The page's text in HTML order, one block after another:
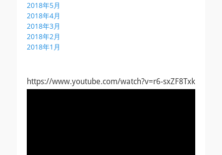
2018年5月
2018年4月
2018年3月
2018年2月
2018年1月
https://www.youtube.com/watch?v=r6-sxZF8Txk